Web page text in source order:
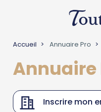
Accueil Annuaire Pro
Annuaire
Inscrire mon